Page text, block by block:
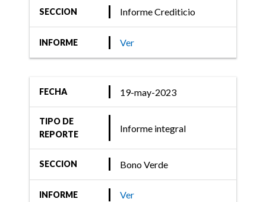
SECCION Informe Crediticio
INFORME Ver
FECHA 19-may-2023
TIPO DE
REPORTE
Informe integral
SECCION Bono Verde
INFORME Ver